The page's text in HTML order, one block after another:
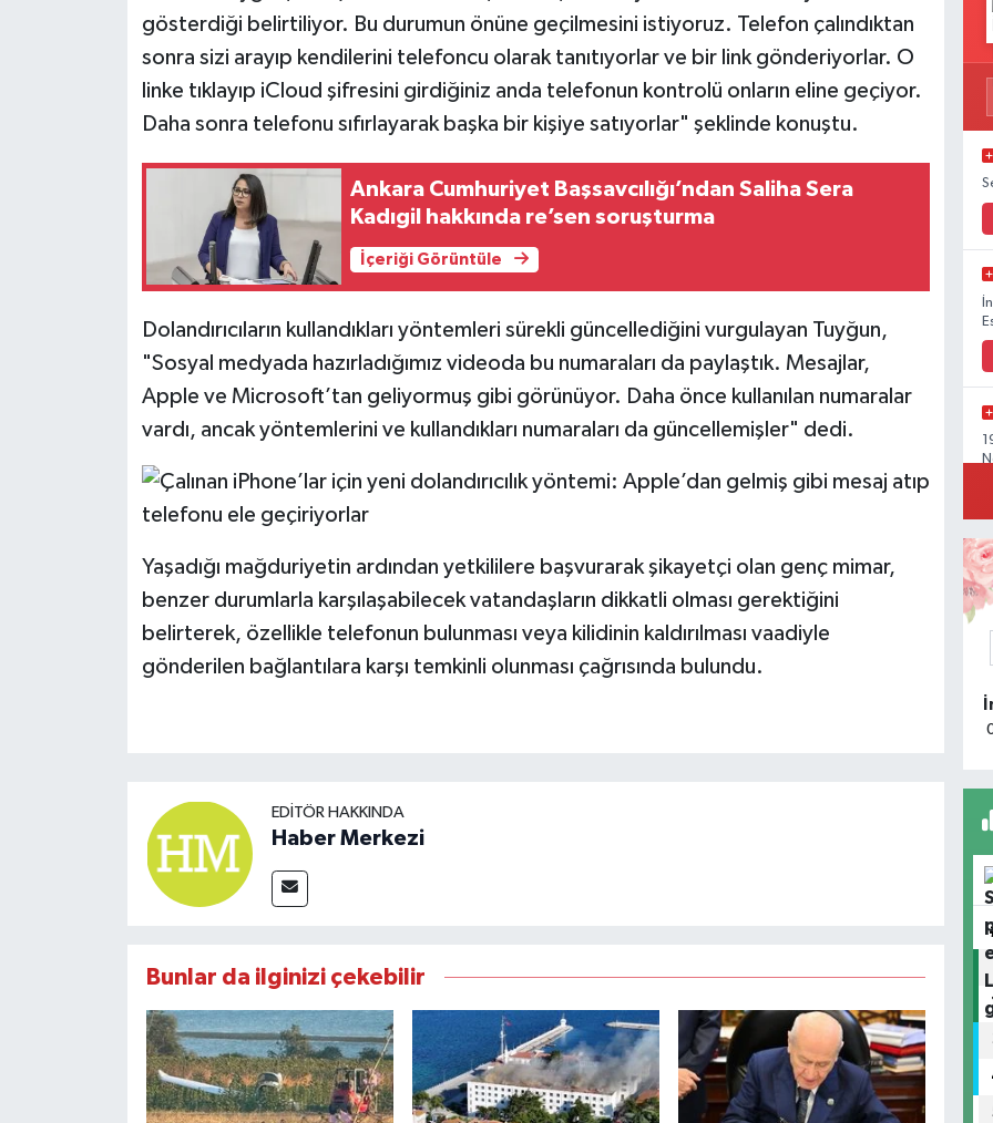
gösterdiği belirtiliyor. Bu durumun önüne geçilmesini istiyoruz. Telefon çalındıktan
sonra sizi arayıp kendilerini telefoncu olarak tanıtıyorlar ve bir link gönderiyorlar. O
linke tıklayıp iCloud şifresini girdiğiniz anda telefonun kontrolü onların eline geçiyor.
Daha sonra telefonu sıfırlayarak başka bir kişiye satıyorlar" şeklinde konuştu.
Ankara Cumhuriyet Başsavcılığı’ndan Saliha Sera
Kadıgil hakkında re’sen soruşturma
İçeriği Görüntüle
Dolandırıcıların kullandıkları yöntemleri sürekli güncellediğini vurgulayan Tuyğun,
"Sosyal medyada hazırladığımız videoda bu numaraları da paylaştık. Mesajlar,
Apple ve Microsoft’tan geliyormuş gibi görünüyor. Daha önce kullanılan numaralar
vardı, ancak yöntemlerini ve kullandıkları numaraları da güncellemişler" dedi.
Yaşadığı mağduriyetin ardından yetkililere başvurarak şikayetçi olan genç mimar,
benzer durumlarla karşılaşabilecek vatandaşların dikkatli olması gerektiğini
belirterek, özellikle telefonun bulunması veya kilidinin kaldırılması vaadiyle
gönderilen bağlantılara karşı temkinli olunması çağrısında bulundu.
EDITÖR HAKKINDA
Haber Merkezi
Bunlar da ilginizi çekebilir